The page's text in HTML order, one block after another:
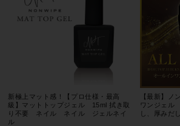
新極上マット感！【プロ仕様・最高
級】マットトップジェル 15ml 拭き取
り不要 ネイル ネイル ジェルネイ
ル
【最新】ノ
ワンジェル
し、厚み